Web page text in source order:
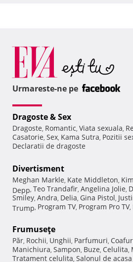
Urmareste-ne pe
Dragoste & Sex
Dragoste, Romantic, Viata sexuala,
Casatorie, Sex, Kama Sutra, Pozitii
Declaratii de dragoste
Divertisment
Meghan Markle, Kate Middleton,
Depp, Teo Trandafir, Angelina Jolie,
Smiley, Andra, Delia, Gina Pistol,
Trump, Program TV, Program Pro TV,
Frumuseţe
Păr, Rochii, Unghii, Parfumuri,
Manichiura, Sampon, Buze, Celulita,
Tratament celulita, Salonul de acasa